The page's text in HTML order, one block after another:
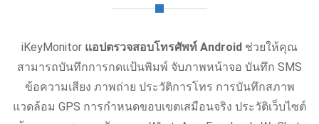
iKeyMonitor แอปตรวจสอบโทรศัพท์ Android ช่วยให้คุณ
สามารถบันทึกการกดแป้นพิมพ์ จับภาพหน้าจอ บันทึก SMS
ข้อความเสียง ภาพถ่าย ประวัติการโทร การบันทึกสภาพ
แวดล้อม GPS การกำหนดขอบเขตเสมือนจริง ประวัติเว็บไซต์